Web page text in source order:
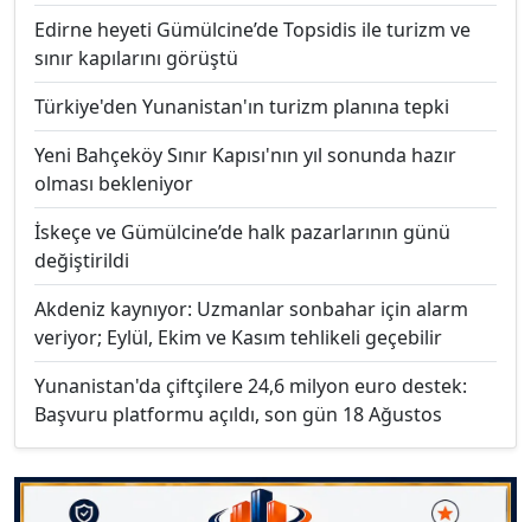
Edirne heyeti Gümülcine’de Topsidis ile turizm ve
sınır kapılarını görüştü
Türkiye'den Yunanistan'ın turizm planına tepki
Yeni Bahçeköy Sınır Kapısı'nın yıl sonunda hazır
olması bekleniyor
İskeçe ve Gümülcine’de halk pazarlarının günü
değiştirildi
Akdeniz kaynıyor: Uzmanlar sonbahar için alarm
veriyor; Eylül, Ekim ve Kasım tehlikeli geçebilir
Yunanistan'da çiftçilere 24,6 milyon euro destek:
Başvuru platformu açıldı, son gün 18 Ağustos